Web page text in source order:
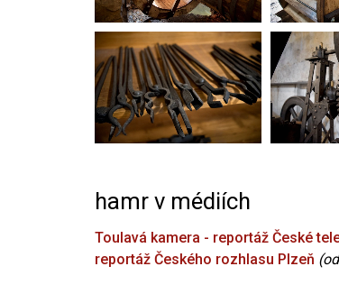
hamr v médiích
Toulavá kamera - reportáž České
reportáž Českého rozhlasu Plzeň